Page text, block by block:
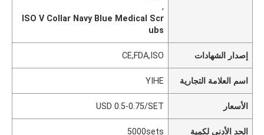
,
ISO V Collar Navy Blue Medical Scr
ubs
إصدار الشهادات CE,FDA,ISO
اسم العلامة التجارية YIHE
الأسعار USD 0.5-0.75/SET
الحد الأدنى لكمية 5000sets